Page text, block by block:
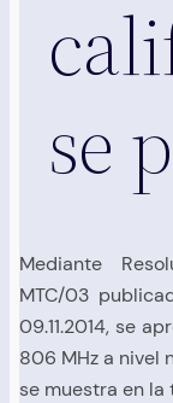
se
Mediante
MTC/03
09.11.2014, se
806 MHz a nivel
se muestra en la